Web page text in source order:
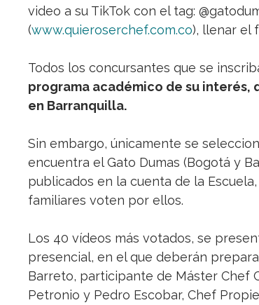
video a su TikTok con el tag:
(www.quieroserchef.com.co), llenar el
Todos los concursantes que se
programa académico de su
en Barranquilla.
Sin embargo, únicamente se
encuentra el Gato Dumas (Bogotá y
publicados en la cuenta de la
familiares voten por ellos.
Los 40 vídeos más votados, se
presencial, en el que deberán
Barreto, participante de Máster Chef
Petronio y Pedro Escobar, Chef